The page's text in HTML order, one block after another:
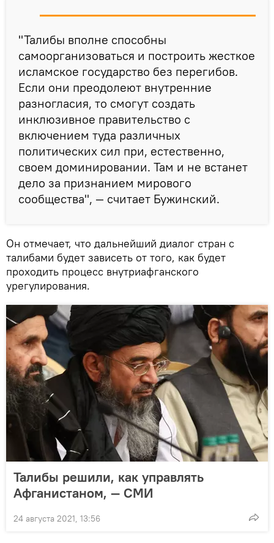
"Талибы вполне способны
самоорганизоваться и построить жесткое
исламское государство без перегибов.
Если они преодолеют внутренние
разногласия, то смогут создать
инклюзивное правительство с
включением туда различных
политических сил при, естественно,
своем доминировании. Там и не встанет
дело за признанием мирового
сообщества", — считает Бужинский.
Он отмечает, что дальнейший диалог стран с
талибами будет зависеть от того, как будет
проходить процесс внутриафганского
урегулирования.
Талибы решили, как управлять
Афганистаном, — СМИ
24 августа 2021, 13:56